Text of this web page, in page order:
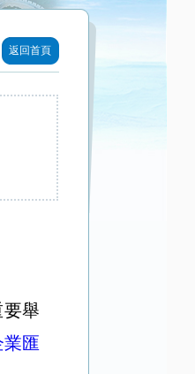
返回首頁
舉
業匯